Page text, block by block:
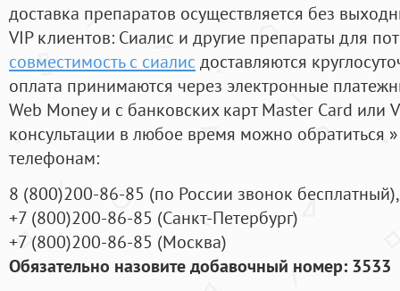
доставка препаратов осуществляется без
VIP клиентов: Сиалис и другие препараты для
совместимость с сиалис доставляются
оплата принимаются через электронные
Web Money и с банковских карт Master Card или
консультации в любое время можно обратиться
телефонам:
8 (800)200-86-85 (по России звонок бесплатный),
+7 (800)200-86-85 (Санкт-Петербург)
+7 (800)200-86-85 (Москва)
Обязательно назовите добавочный номер: 3533